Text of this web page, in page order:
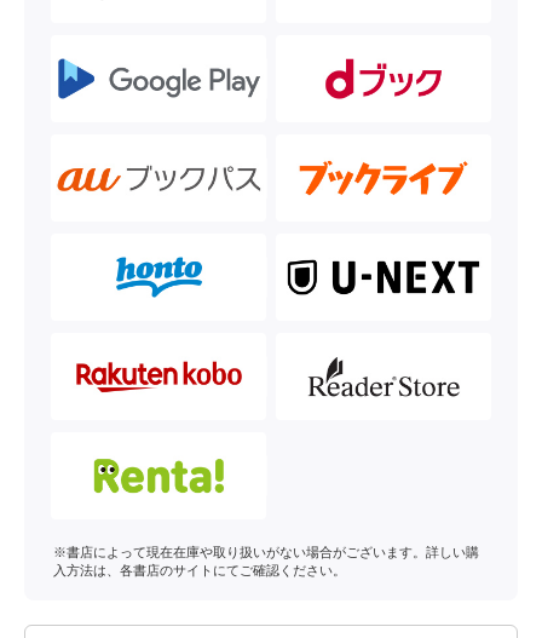
※書店によって現在在庫や取り扱いがない場合がございます。詳しい購
入方法は、各書店のサイトにてご確認ください。